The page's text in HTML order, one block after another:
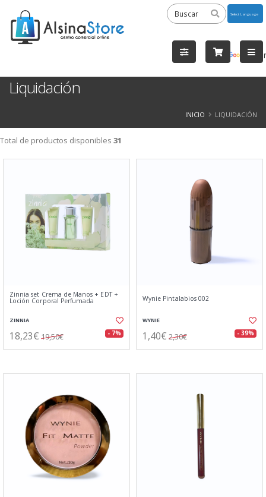
by
Liquidación
INICIO LIQUIDACIÓN
Total de productos disponibles 31
Zinnia set Crema de Manos + EDT +
Loción Corporal Perfumada
ZINNIA
18,23€ 19,50€ - 7%
Wynie Pintalabios 002
WYNIE
1,40€ 2,30€ - 39%